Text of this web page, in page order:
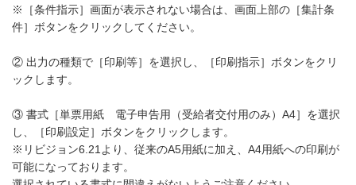
※［条件指示］画面が表示されない場合は、画面上部の［集計条
件］ボタンをクリックしてください。
② 出力の種類で［印刷等］を選択し、［印刷指示］ボタンをクリ
ックします。
③ 書式［単票用紙 電子申告用（受給者交付用のみ）A4］を選択
し、［印刷設定］ボタンをクリックします。
※リビジョン6.21より、従来のA5用紙に加え、A4用紙への印刷が
可能になっております。